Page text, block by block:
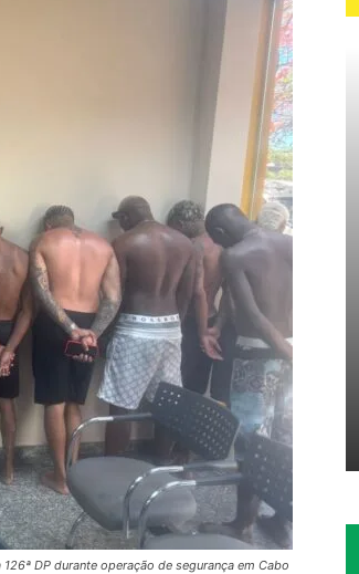
DP durante operação de segurança em Cabo